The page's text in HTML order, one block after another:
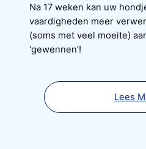
Na 17 weken kan uw
vaardigheden meer
(soms met veel moeite)
‘gewennen’!
Lees